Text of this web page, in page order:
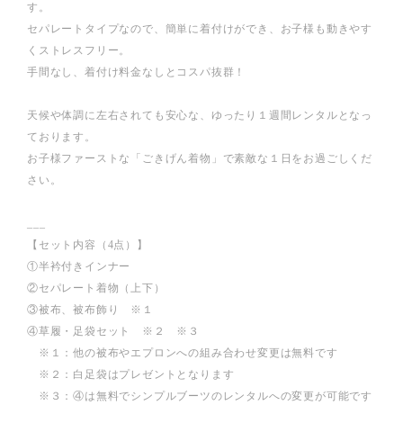
す。
セパレートタイプなので、簡単に着付けができ、お子様も動きやす
くストレスフリー。
手間なし、着付け料金なしとコスパ抜群！
天候や体調に左右されても安心な、ゆったり１週間レンタルとなっ
ております。
お子様ファーストな「ごきげん着物」で素敵な１日をお過ごしくだ
さい。
【セット内容（4点）】
①半衿付きインナー
②セパレート着物（上下）
③被布、被布飾り ※１
④草履・足袋セット ※２ ※３
※１：他の被布やエプロンへの組み合わせ変更は無料です
※２：白足袋はプレゼントとなります
※３：④は無料でシンプルブーツのレンタルへの変更が可能です